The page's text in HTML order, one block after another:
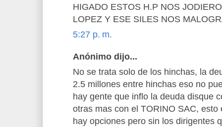
HIGADO ESTOS H.P NOS
LOPEZ Y ESE SILES NOS
5:27 p. m.
Anónimo dijo...
No se trata solo de los hinchas, la
2.5 millones entre hinchas eso no
hay gente que inflo la deuda disque
otras mas con el TORINO SAC,
hay opciones pero sin los dirigentes